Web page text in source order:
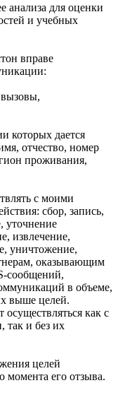
анализа для оценки
и учебных
вправе
которых дается
отчество, номер
проживания,
с моими
сбор, запись,
уточнение
извлечение,
уничтожение,
оказывающим
в объеме,
выше целей.
как с
так и без их
целей
момента его отзыва.